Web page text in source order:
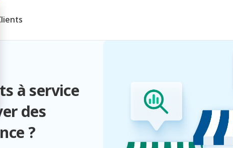
à service
des
?